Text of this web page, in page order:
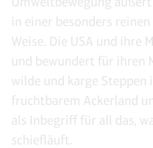
in einer besonders
Weise. Die USA und ihre
und bewundert für ihren
wilde und karge Steppen
fruchtbarem Ackerland
als Inbegriff für all das,
schiefläuft.